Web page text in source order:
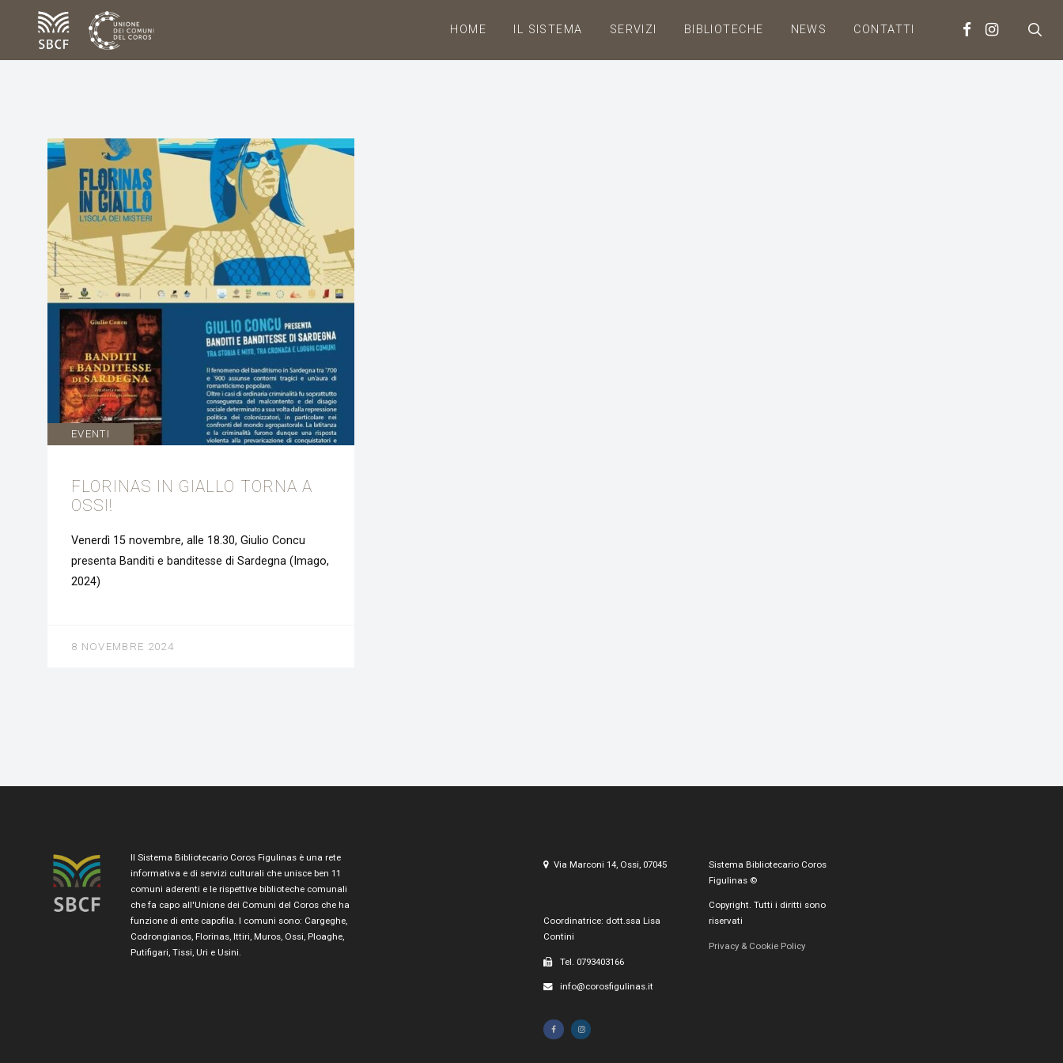
HOME IL SISTEMA SERVIZI BIBLIOTECHE NEWS CONTATTI
EVENTI
FLORINAS IN GIALLO TORNA A
OSSI!
Venerdì 15 novembre, alle 18.30, Giulio Concu
presenta Banditi e banditesse di Sardegna (Imago,
2024)
8 NOVEMBRE 2024
Il Sistema Bibliotecario Coros Figulinas è una rete
informativa e di servizi culturali che unisce ben 11
comuni aderenti e le rispettive biblioteche comunali
che fa capo all'Unione dei Comuni del Coros che ha
funzione di ente capofila. I comuni sono: Cargeghe,
Codrongianos, Florinas, Ittiri, Muros, Ossi, Ploaghe,
Putifigari, Tissi, Uri e Usini.
Via Marconi 14, Ossi, 07045
Coordinatrice: dott.ssa Lisa
Contini
Tel. 0793403166
info@corosfigulinas.it
Sistema Bibliotecario Coros
Figulinas ©
Copyright. Tutti i diritti sono
riservati
Privacy & Cookie Policy